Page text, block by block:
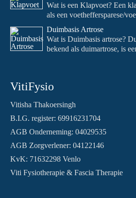
Wat is een Klapvoet? Een
als een voetheffersparese/
Duimbasis Artrose
Wat is Duimbasis artrose?
bekend als duimartrose, is
VitiFysio
Vitisha Thakoersingh
B.I.G. register: 69916231704
AGB Onderneming: 04029535
AGB Zorgverlener: 04122146
KvK: 71632298 Venlo
Viti Fysiotherapie & Fascia Therapie